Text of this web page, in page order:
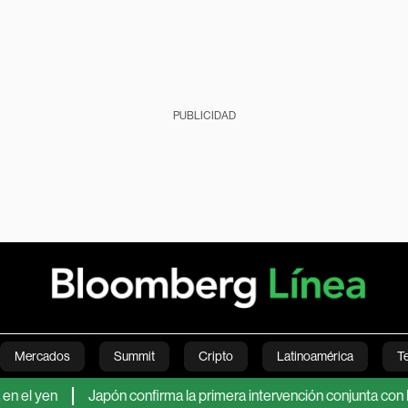
PUBLICIDAD
Mercados Summit Cripto Latinoamérica
Economía Estilo de vida Mundo Videos
Japón confirma la primera intervención conjunta con EE.UU.